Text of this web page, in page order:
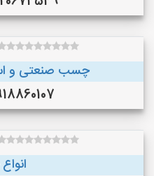
چسب صنعتی و
09918860107